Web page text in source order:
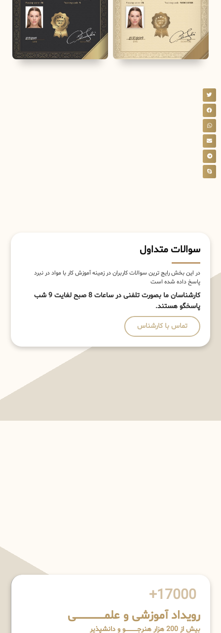
سوالات متداول
در این بخش رایج ترین سوالات کاربران در زمینه آموزش کار با مواد در نبرد
پاسخ داده شده است
کارشناسان ما بصورت تلفنی در ساعات 8 صبح لغایت 9 شب
پاسخگو هستند.
تماس با کارشناس
17000+
رویداد آموزشی و علمـــــــــــــــــــی
بیش از 200 هزار هنرجــــــــــــو و دانشپذیر